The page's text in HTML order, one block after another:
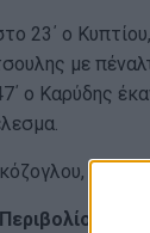
23΄ ο
με
ο Καρύδης